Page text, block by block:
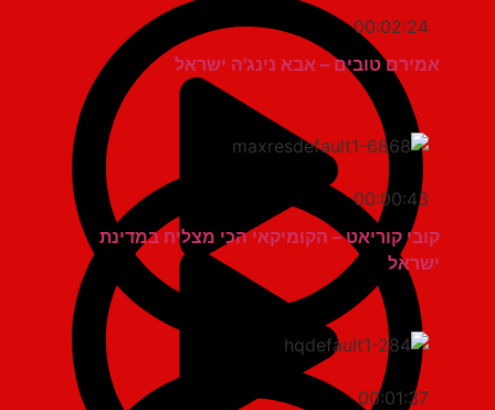
00:02:24
אמירם טובים – אבא נינג'ה ישראל
00:00:43
קובי קוריאט – הקומיקאי הכי מצליח במדינת
00:01:37